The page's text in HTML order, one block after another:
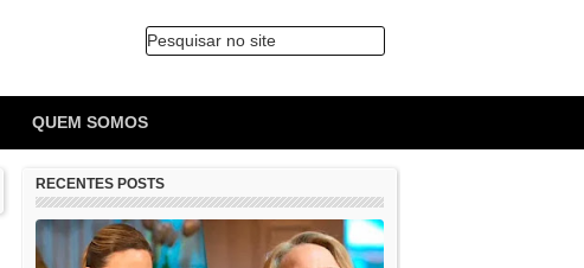
Pesquisar no site
QUEM SOMOS
RECENTES POSTS